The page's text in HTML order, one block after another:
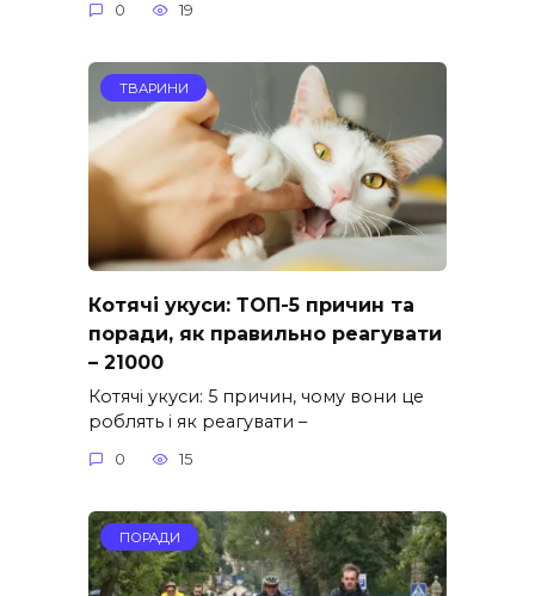
0 19
ТВАРИНИ
Котячі укуси: ТОП-5 причин та
поради, як правильно реагувати
– 21000
Котячі укуси: 5 причин, чому вони це
роблять і як реагувати –
0 15
ПОРАДИ